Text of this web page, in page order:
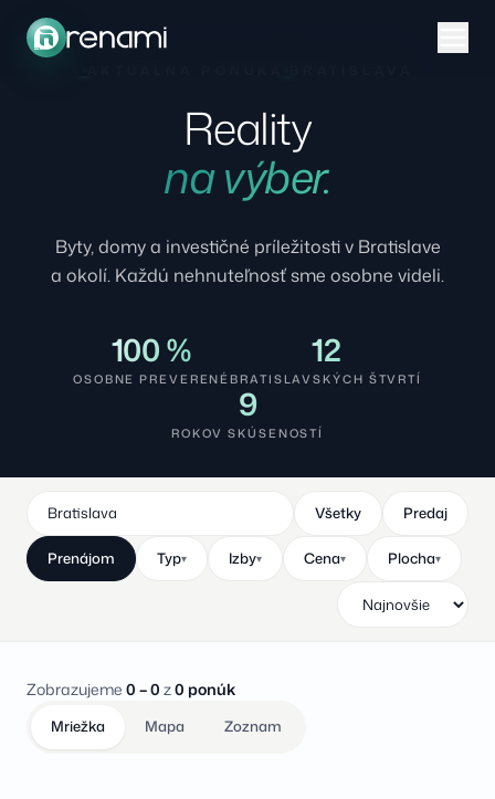
Reality
na výber.
Byty, domy a investičné príležitosti v Bratislave
a okolí. Každú nehnuteľnosť sme osobne videli.
100 %
OSOBNE PREVERENÉ
12
BRATISLAVSKÝCH ŠTVRTÍ
9
ROKOV SKÚSENOSTÍ
Všetky Predaj
Prenájom Typ▾ Izby▾ Cena▾ Plocha▾
Zobrazujeme 0 – 0 z0 ponúk
Mriežka Mapa Zoznam